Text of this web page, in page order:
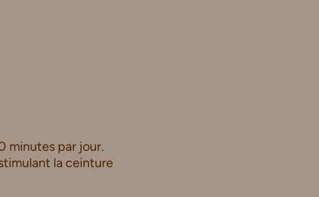
minutes par jour.
la ceinture